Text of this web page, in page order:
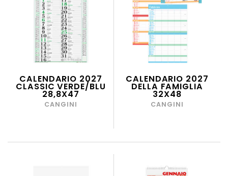
CALENDARIO 2027
CLASSIC VERDE/BLU
28,8X47
CANGINI
CALENDARIO 2027
DELLA FAMIGLIA
32X48
CANGINI